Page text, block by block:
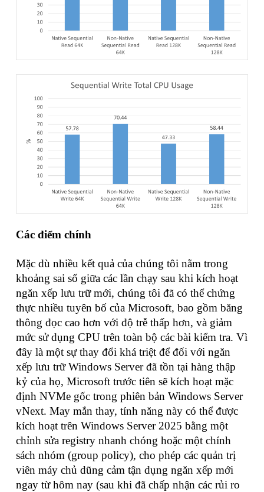
Các điểm chính
Mặc dù nhiều kết quả của chúng tôi nằm trong
khoảng sai số giữa các lần chạy sau khi kích hoạt
ngăn xếp lưu trữ mới, chúng tôi đã có thể chứng
thực nhiều tuyên bố của Microsoft, bao gồm băng
thông đọc cao hơn với độ trễ thấp hơn, và giảm
mức sử dụng CPU trên toàn bộ các bài kiểm tra. Vì
đây là một sự thay đổi khá triệt để đối với ngăn
xếp lưu trữ Windows Server đã tồn tại hàng thập
kỷ của họ, Microsoft trước tiên sẽ kích hoạt mặc
định NVMe gốc trong phiên bản Windows Server
vNext. May mắn thay, tính năng này có thể được
kích hoạt trên Windows Server 2025 bằng một
chỉnh sửa registry nhanh chóng hoặc một chính
sách nhóm (group policy), cho phép các quản trị
viên máy chủ dũng cảm tận dụng ngăn xếp mới
ngay từ hôm nay (sau khi đã chấp nhận các rủi ro